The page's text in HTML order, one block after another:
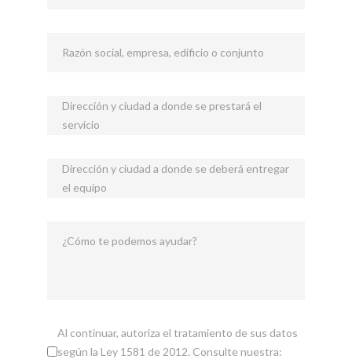
Razón social, empresa, edificio o conjunto
Dirección y ciudad a donde se prestará el
servicio
Dirección y ciudad a donde se deberá entregar
el equipo
¿Cómo te podemos ayudar?
Al continuar, autoriza el tratamiento de sus datos
según la Ley 1581 de 2012. Consulte nuestra: